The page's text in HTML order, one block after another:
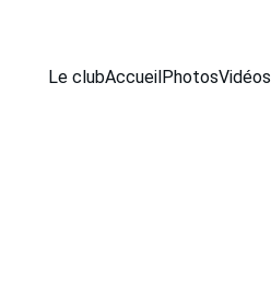
Le clubAccueilPhotosVidéos